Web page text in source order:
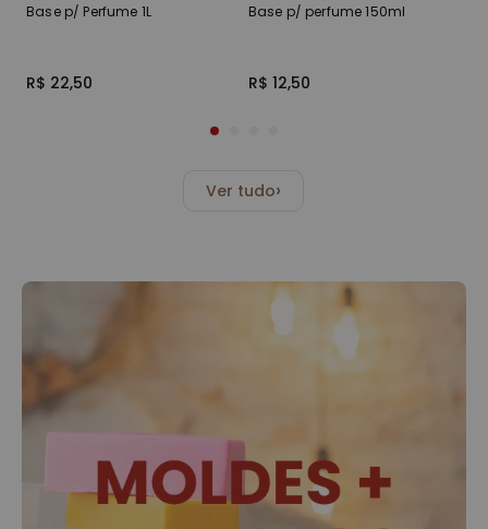
Base p/ Perfume 1L
R$ 22,50
Base p/ perfume 150ml
R$ 12,50
Ver tudo›